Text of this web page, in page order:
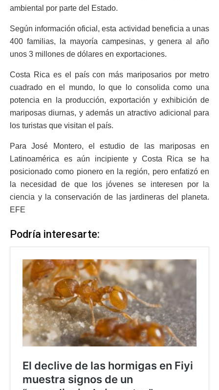
ambiental por parte del Estado.
Según información oficial, esta actividad beneficia a unas
400 familias, la mayoría campesinas, y genera al año
unos 3 millones de dólares en exportaciones.
Costa Rica es el país con más mariposarios por metro
cuadrado en el mundo, lo que lo consolida como una
potencia en la producción, exportación y exhibición de
mariposas diurnas, y además un atractivo adicional para
los turistas que visitan el país.
Para José Montero, el estudio de las mariposas en
Latinoamérica es aún incipiente y Costa Rica se ha
posicionado como pionero en la región, pero enfatizó en
la necesidad de que los jóvenes se interesen por la
ciencia y la conservación de las jardineras del planeta.
EFE
Podría interesarte: